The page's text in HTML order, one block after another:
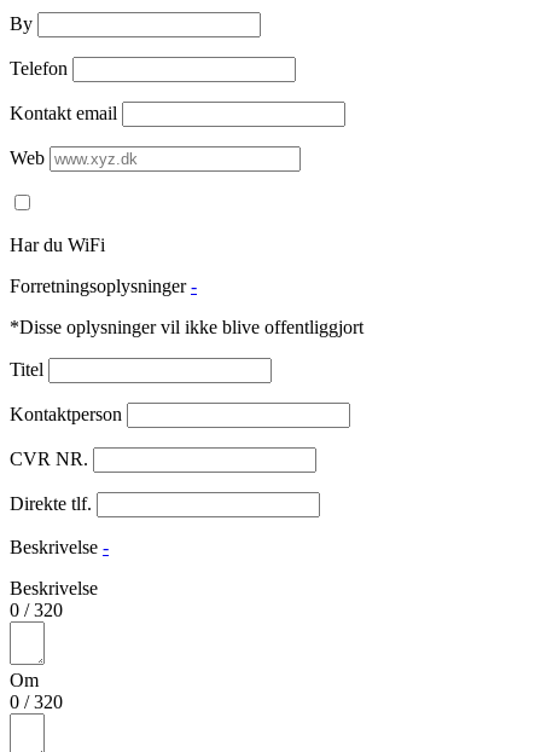
By
Telefon
Kontakt email
Web
Har du WiFi
Forretningsoplysninger -
*Disse oplysninger vil ikke blive offentliggjort
Titel
Kontaktperson
CVR NR.
Direkte tlf.
Beskrivelse -
Beskrivelse
0 /320
Om
0 /320